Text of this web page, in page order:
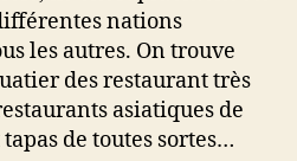
nations
les autres. On trouve
des restaurant très
asiatiques de
de toutes sortes…